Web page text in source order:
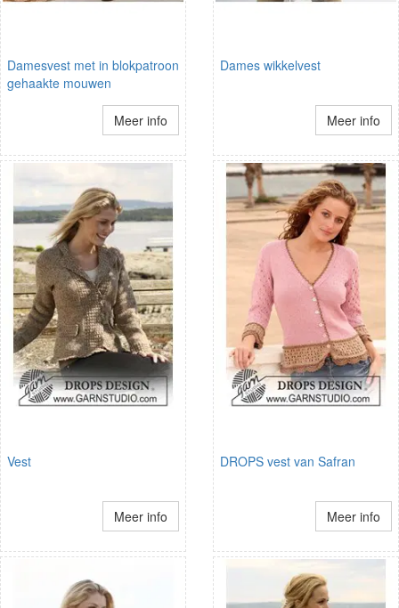
Damesvest met in blokpatroon
gehaakte mouwen
Meer info
Dames wikkelvest
Meer info
Vest
Meer info
DROPS vest van Safran
Meer info